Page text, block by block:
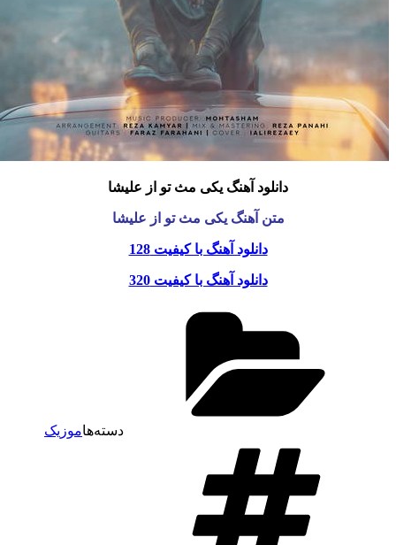
دانلود آهنگ یکی مث تو از علیشا
متن آهنگ یکی مث تو از علیشا
دانلود آهنگ با کیفیت 128
دانلود آهنگ با کیفیت 320
دسته‌هاموزیک